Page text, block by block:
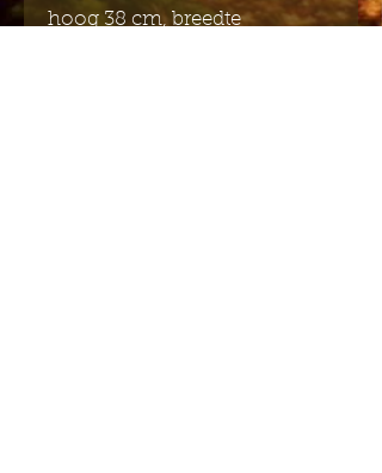
hoog 38 cm, breedte